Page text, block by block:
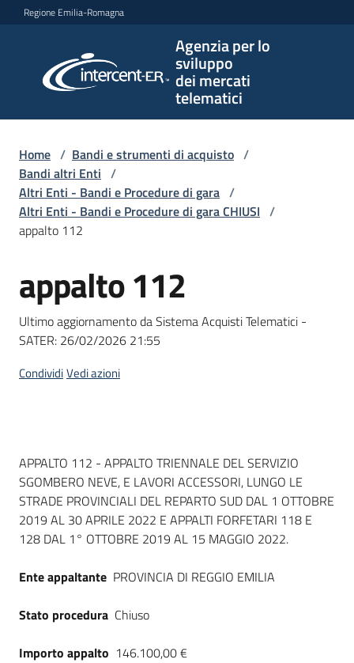
Vai al contenuto
Vai alla navigazione
Vai al footer
Regione Emilia-Romagna
Agenzia per lo
sviluppo
dei mercati
telematici
per lo
sviluppo
telematici
L'Agenzia
Bandi
strumenti
di
acquisto
Piattaforme
telematiche
site
Home / Bandi e strumenti di acquisto /
Bandi altri Enti /
Altri Enti - Bandi e Procedure di gara /
Altri Enti - Bandi e Procedure di gara CHIUSI /
appalto 112
Salta al contenuto
appalto 112
Ultimo aggiornamento da Sistema Acquisti Telematici -
SATER: 26/02/2026 21:55
CondividiVedi azioni
Dati del bando
APPALTO 112 - APPALTO TRIENNALE DEL SERVIZIO
SGOMBERO NEVE, E LAVORI ACCESSORI, LUNGO LE
STRADE PROVINCIALI DEL REPARTO SUD DAL 1 OTTOBRE
2019 AL 30 APRILE 2022 E APPALTI FORFETARI 118 E
128 DAL 1° OTTOBRE 2019 AL 15 MAGGIO 2022.
Ente appaltante PROVINCIA DI REGGIO EMILIA
Stato procedura Chiuso
Importo appalto 146.100,00 €